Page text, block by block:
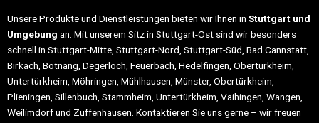
Unsere Produkte und Dienstleistungen bieten wir Ihnen in Stuttgart und
Umgebung an. Mit unserem Sitz in Stuttgart-Ost sind wir besonders
schnell in Stuttgart-Mitte, Stuttgart-Nord, Stuttgart-Süd, Bad Cannstatt,
Birkach, Botnang, Degerloch, Feuerbach, Hedelfingen, Obertürkheim,
Untertürkheim, Möhringen, Mühlhausen, Münster, Obertürkheim,
Plieningen, Sillenbuch, Stammheim, Untertürkheim, Vaihingen, Wangen,
Weilimdorf und Zuffenhausen. Kontaktieren Sie uns gerne – wir freuen